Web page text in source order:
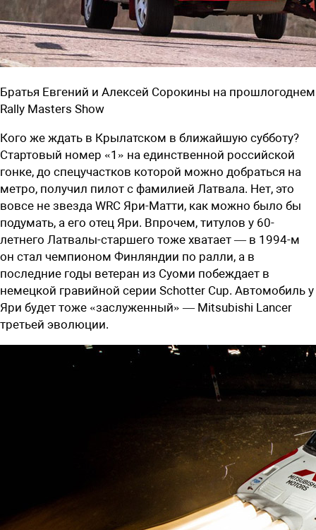
Братья Евгений и Алексей Сорокины на прошлогоднем
Rally Masters Show
Кого же ждать в Крылатском в ближайшую субботу?
Стартовый номер «1» на единственной российской
гонке, до спецучастков которой можно добраться на
метро, получил пилот с фамилией Латвала. Нет, это
вовсе не звезда WRC Яри-Матти, как можно было бы
подумать, а его отец Яри. Впрочем, титулов у 60-
летнего Латвалы-старшего тоже хватает — в 1994-м
он стал чемпионом Финляндии по ралли, а в
последние годы ветеран из Суоми побеждает в
немецкой гравийной серии Schotter Cup. Автомобиль у
Яри будет тоже «заслуженный» — Mitsubishi Lancer
третьей эволюции.